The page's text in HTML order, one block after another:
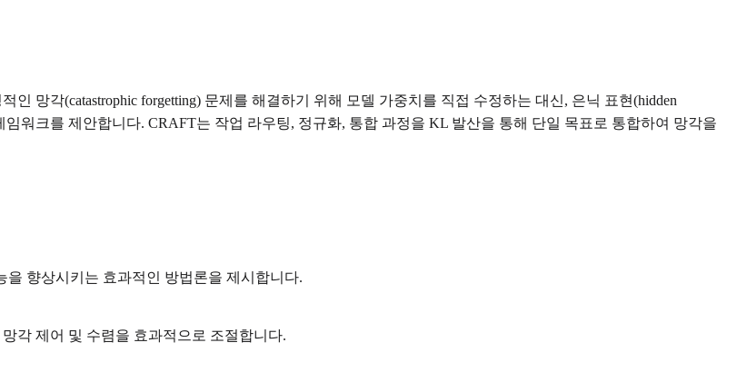
망각(catastrophic forgetting) 문제를 해결하기 위해 모델 가중치를 직접 수정하는 대신, 은닉 표현(hidden
임워크를 제안합니다. CRAFT는 작업 라우팅, 정규화, 통합 과정을 KL 발산을 통해 단일 목표로 통합하여 망각을
향상시키는 효과적인 방법론을 제시합니다.
각 제어 및 수렴을 효과적으로 조절합니다.